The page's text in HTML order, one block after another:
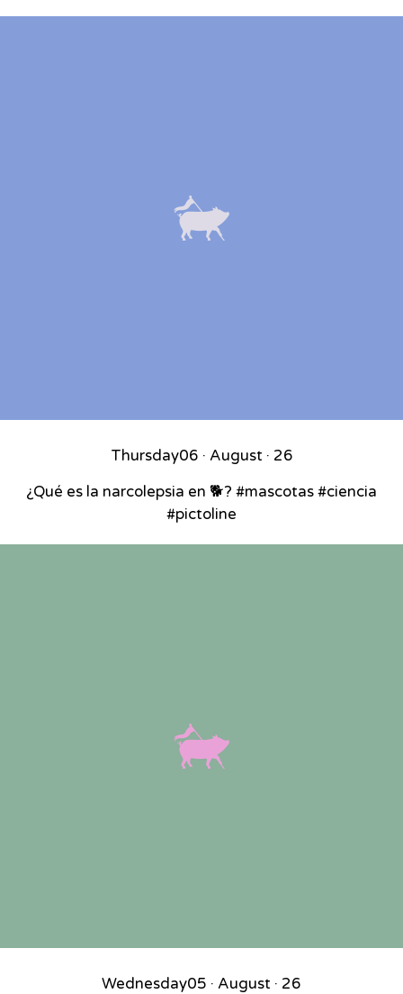
Thursday06 · August · 26
¿Qué es la narcolepsia en 🐕? #mascotas #ciencia
#pictoline
Wednesday05 · August · 26